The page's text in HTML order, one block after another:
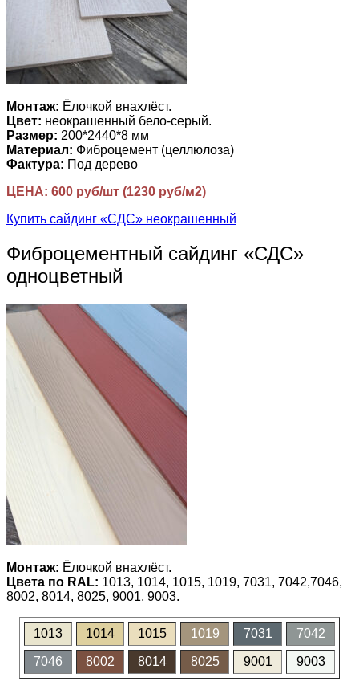
Монтаж: Ёлочкой внахлёст.
Цвет: неокрашенный бело-серый.
Размер: 200*2440*8 мм
Материал: Фиброцемент (целлюлоза)
Фактура: Под дерево
ЦЕНА: 600 руб/шт (1230 руб/м2)
Купить сайдинг «СДС» неокрашенный
Фиброцементный сайдинг «СДС»
одноцветный
Монтаж: Ёлочкой внахлёст.
Цвета по RAL: 1013, 1014, 1015, 1019, 7031, 7042,7046,
8002, 8014, 8025, 9001, 9003.
1013 1014 1015 1019 7031 7042
7046 8002 8014 8025 9001 9003